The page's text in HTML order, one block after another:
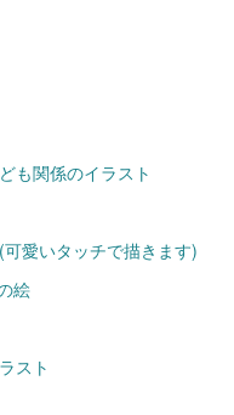
も関係のイラスト
可愛いタッチで描きます)
絵
スト